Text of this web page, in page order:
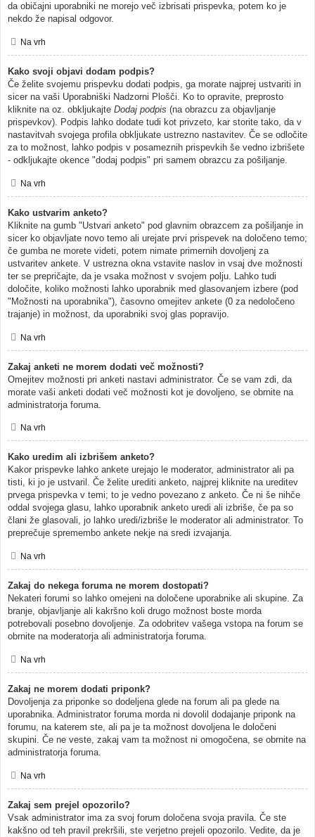
da običajni uporabniki ne morejo več izbrisati prispevka, potem ko je
nekdo že napisal odgovor.
Na vrh
Kako svoji objavi dodam podpis?
Če želite svojemu prispevku dodati podpis, ga morate najprej ustvariti in
sicer na vaši Uporabniški Nadzorni Plošči. Ko to opravite, preprosto
kliknite na oz. obkljukajte Dodaj podpis (na obrazcu za objavljanje
prispevkov). Podpis lahko dodate tudi kot privzeto, kar storite tako, da v
nastavitvah svojega profila obkljukate ustrezno nastavitev. Če se odločite
za to možnost, lahko podpis v posameznih prispevkih še vedno izbrišete
- odkljukajte okence "dodaj podpis" pri samem obrazcu za pošiljanje.
Na vrh
Kako ustvarim anketo?
Kliknite na gumb "Ustvari anketo" pod glavnim obrazcem za pošiljanje in
sicer ko objavljate novo temo ali urejate prvi prispevek na določeno temo;
če gumba ne morete videti, potem nimate primernih dovoljenj za
ustvaritev ankete. V ustrezna okna vstavite naslov in vsaj dve možnosti
ter se prepričajte, da je vsaka možnost v svojem polju. Lahko tudi
določite, koliko možnosti lahko uporabnik med glasovanjem izbere (pod
"Možnosti na uporabnika"), časovno omejitev ankete (0 za nedoločeno
trajanje) in možnost, da uporabniki svoj glas popravijo.
Na vrh
Zakaj anketi ne morem dodati več možnosti?
Omejitev možnosti pri anketi nastavi administrator. Če se vam zdi, da
morate vaši anketi dodati več možnosti kot je dovoljeno, se obrnite na
administratorja foruma.
Na vrh
Kako uredim ali izbrišem anketo?
Kakor prispevke lahko ankete urejajo le moderator, administrator ali pa
tisti, ki jo je ustvaril. Če želite urediti anketo, najprej kliknite na ureditev
prvega prispevka v temi; to je vedno povezano z anketo. Če ni še nihče
oddal svojega glasu, lahko uporabnik anketo uredi ali izbriše, če pa so
člani že glasovali, jo lahko uredi/izbriše le moderator ali administrator. To
preprečuje spremembo ankete nekje na sredi izvajanja.
Na vrh
Zakaj do nekega foruma ne morem dostopati?
Nekateri forumi so lahko omejeni na določene uporabnike ali skupine. Za
branje, objavljanje ali kakršno koli drugo možnost boste morda
potrebovali posebno dovoljenje. Za odobritev vašega vstopa na forum se
obrnite na moderatorja ali administratorja foruma.
Na vrh
Zakaj ne morem dodati priponk?
Dovoljenja za priponke so dodeljena glede na forum ali pa glede na
uporabnika. Administrator foruma morda ni dovolil dodajanje priponk na
forumu, na katerem ste, ali pa je ta možnost dovoljena le določeni
skupini. Če ne veste, zakaj vam ta možnost ni omogočena, se obrnite na
administratorja foruma.
Na vrh
Zakaj sem prejel opozorilo?
Vsak administrator ima za svoj forum določena svoja pravila. Če ste
kakšno od teh pravil prekršili, ste verjetno prejeli opozorilo. Vedite, da je